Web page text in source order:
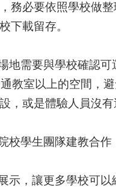
務必要依照學校做
下載留存。
地需要與學校確認可
教室以上的空間，
，或是體驗人員沒
校學生團隊建教合作
示，讓更多學校可以